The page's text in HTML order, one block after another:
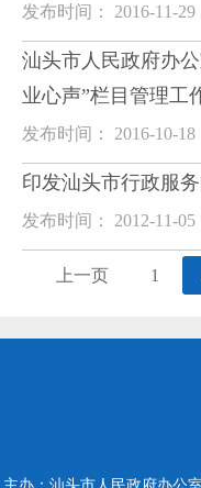
发布时间： 2016-11-29
汕头市人民政府办
业心声”栏目管理工
发布时间： 2016-10-18
印发汕头市行政服
发布时间： 2012-11-05
上一页 1